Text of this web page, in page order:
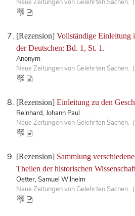
Neue Zeitungen von Gelehrten Sachen.
[Rezension] Vollständige Einleitung
der Deutschen: Bd. 1, St. 1.
Anonym
Neue Zeitungen von Gelehrten
[Rezension] Einleitung zu den
Reinhard, Johann Paul
Neue Zeitungen von Gelehrten
[Rezension] Sammlung
Theilen der historischen
Oetter, Samuel Wilhelm
Neue Zeitungen von Gelehrten